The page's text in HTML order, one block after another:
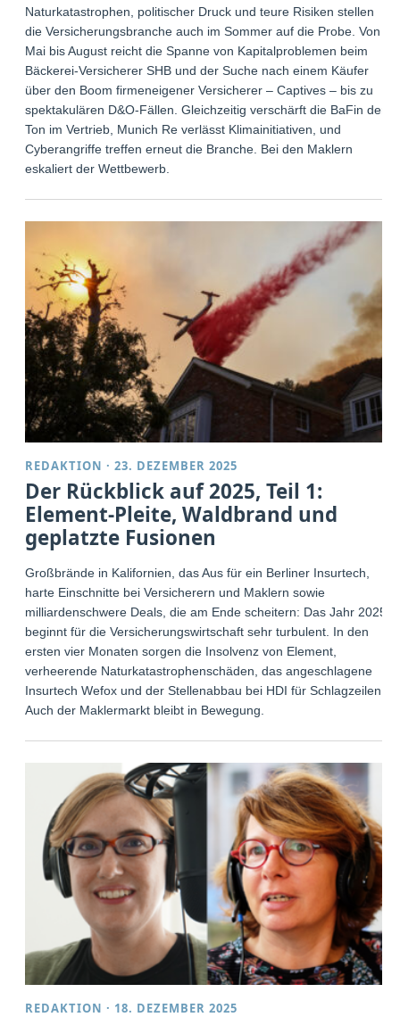
Naturkatastrophen, politischer Druck und teure Risiken stellen
die Versicherungsbranche auch im Sommer auf die Probe. Von
Mai bis August reicht die Spanne von Kapitalproblemen beim
Bäckerei-Versicherer SHB und der Suche nach einem Käufer
über den Boom firmeneigener Versicherer – Captives – bis zu
spektakulären D&O-Fällen. Gleichzeitig verschärft die BaFin den
Ton im Vertrieb, Munich Re verlässt Klimainitiativen, und
Cyberangriffe treffen erneut die Branche. Bei den Maklern
eskaliert der Wettbewerb.
REDAKTION ·23. DEZEMBER 2025
Der Rückblick auf 2025, Teil 1:
Element-Pleite, Waldbrand und
geplatzte Fusionen
Großbrände in Kalifornien, das Aus für ein Berliner Insurtech,
harte Einschnitte bei Versicherern und Maklern sowie
milliardenschwere Deals, die am Ende scheitern: Das Jahr 2025
beginnt für die Versicherungswirtschaft sehr turbulent. In den
ersten vier Monaten sorgen die Insolvenz von Element,
verheerende Naturkatastrophenschäden, das angeschlagene
Insurtech Wefox und der Stellenabbau bei HDI für Schlagzeilen.
Auch der Maklermarkt bleibt in Bewegung.
REDAKTION · 18. DEZEMBER 2025